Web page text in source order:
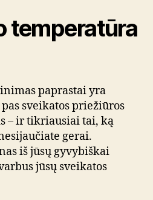
temperatūra
paprastai yra
sveikatos priežiūros
– ir tikriausiai tai, ką
gerai.
iš jūsų gyvybiškai
jūsų sveikatos